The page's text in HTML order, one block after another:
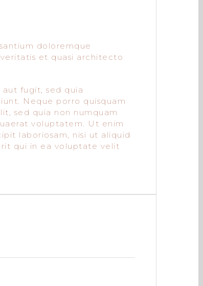
doloremque
et quasi architecto
fugit, sed quia
Neque porro quisquam
sed quia non numquam
voluptatem. Ut enim
laboriosam, nisi ut aliquid
qui in ea voluptate velit